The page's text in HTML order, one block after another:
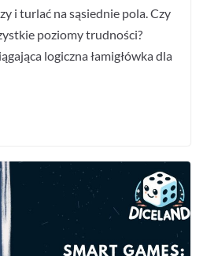
i turlać na sąsiednie pola. Czy
poziomy trudności?
logiczna łamigłówka dla